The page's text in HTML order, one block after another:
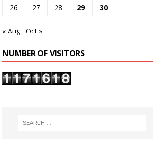
26
27 28 29 30
« Aug Oct »
NUMBER OF VISITORS